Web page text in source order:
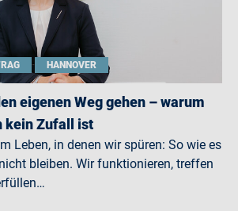
HANNOVER
eigenen Weg gehen – warum
kein Zufall ist
Leben, in denen wir spüren: So wie es
bleiben. Wir funktionieren, treffen